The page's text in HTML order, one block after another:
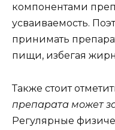
компонентами
усваиваемость.
принимать
пищи, избегая
Также стоит
препарата может
Регулярные